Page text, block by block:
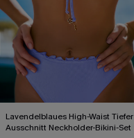
Lavendelblaues High-Waist Tiefer
Ausschnitt Neckholder-Bikini-Set